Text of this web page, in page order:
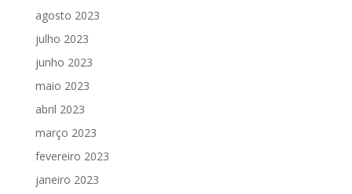
agosto 2023
julho 2023
junho 2023
maio 2023
abril 2023
março 2023
fevereiro 2023
janeiro 2023